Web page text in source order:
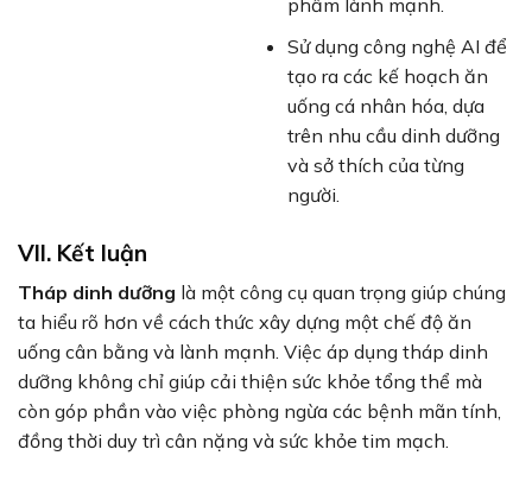
phẩm lành mạnh.
Sử dụng công nghệ AI để
tạo ra các kế hoạch ăn
uống cá nhân hóa, dựa
trên nhu cầu dinh dưỡng
và sở thích của từng
người.
VII. Kết luận
Tháp dinh dưỡng là một công cụ quan trọng giúp chúng
ta hiểu rõ hơn về cách thức xây dựng một chế độ ăn
uống cân bằng và lành mạnh. Việc áp dụng tháp dinh
dưỡng không chỉ giúp cải thiện sức khỏe tổng thể mà
còn góp phần vào việc phòng ngừa các bệnh mãn tính,
đồng thời duy trì cân nặng và sức khỏe tim mạch.